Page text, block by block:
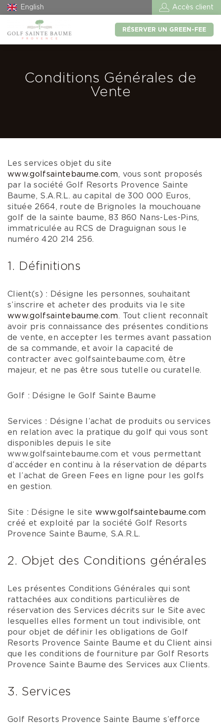
English Accès client
RÉSERVER UN GREEN-FEE
Conditions Générales de
Vente
Les services objet du site
www.golfsaintebaume.com, vous sont proposés
par la société Golf Resorts Provence Sainte
Baume, S.A.R.L. au capital de 300 000 Euros,
située 2664, route de Brignoles la mouchouane
golf de la sainte baume, 83 860 Nans-Les-Pins,
immatriculée au RCS de Draguignan sous le
numéro 420 214 256.
1. Définitions
Client(s) : Désigne les personnes, souhaitant
s’inscrire et acheter des produits via le site
www.golfsaintebaume.com. Tout client reconnaît
avoir pris connaissance des présentes conditions
de vente, en accepter les termes avant passation
de sa commande, et avoir la capacité de
contracter avec golfsaintebaume.com, être
majeur, et ne pas être sous tutelle ou curatelle.
Golf : Désigne le Golf Sainte Baume
Services : Désigne l’achat de produits ou services
en relation avec la pratique du golf qui vous sont
disponibles depuis le site
www.golfsaintebaume.com et vous permettant
d’accéder en continu à la réservation de départs
et l’achat de Green Fees en ligne pour les golfs
en gestion.
Site : Désigne le site www.golfsaintebaume.com
créé et exploité par la société Golf Resorts
Provence Sainte Baume, S.A.R.L.
2. Objet des Conditions générales
Les présentes Conditions Générales qui sont
rattachées aux conditions particulières de
réservation des Services décrits sur le Site avec
lesquelles elles forment un tout indivisible, ont
pour objet de définir les obligations de Golf
Resorts Provence Sainte Baume et du Client ainsi
que les conditions de fourniture par Golf Resorts
Provence Sainte Baume des Services aux Clients.
3. Services
Golf Resorts Provence Sainte Baume s’efforce